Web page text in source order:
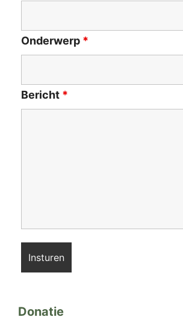
Onderwerp *
Bericht *
Donatie